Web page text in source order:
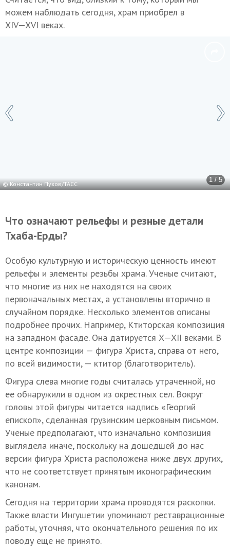
можем наблюдать сегодня, храм приобрел в
XIV—XVI веках.
1 / 5
© Константин Пухов/ТАСС
Что означают рельефы и резные детали
Тхаба-Ерды?
Особую культурную и историческую ценность имеют
рельефы и элементы резьбы храма. Ученые считают,
что многие из них не находятся на своих
первоначальных местах, а установлены вторично в
случайном порядке. Несколько элементов описаны
подробнее прочих. Например, Ктиторская композиция
на западном фасаде. Она датируется X—XII веками. В
центре композиции — фигура Христа, справа от него,
по всей видимости, — ктитор (благотворитель).
Фигура слева многие годы считалась утраченной, но
ее обнаружили в одном из окрестных сел. Вокруг
головы этой фигуры читается надпись «Георгий
епископ», сделанная грузинским церковным письмом.
Ученые предполагают, что изначально композиция
выглядела иначе, поскольку на дошедшей до нас
версии фигура Христа расположена ниже двух других,
что не соответствует принятым иконографическим
канонам.
Сегодня на территории храма проводятся раскопки.
Также власти Ингушетии упоминают реставрационные
работы, уточняя, что окончательного решения по их
поводу еще не принято.